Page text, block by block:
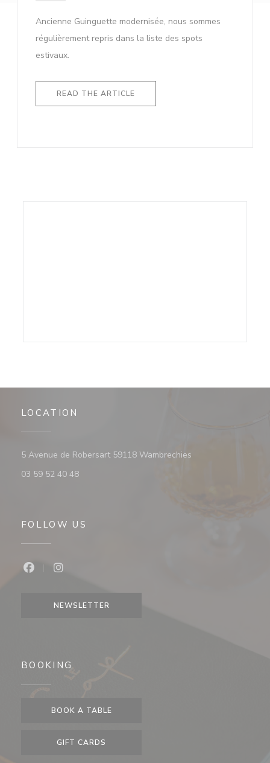
Ancienne Guinguette modernisée, nous sommes
régulièrement repris dans la liste des spots
estivaux.
READ THE ARTICLE((OPENS IN A NEW WINDOW))
LOCATION
5 Avenue de Robersart 59118 Wambrechies
03 59 52 40 48
FOLLOW US
NEWSLETTER
BOOKING
BOOK A TABLE
GIFT CARDS